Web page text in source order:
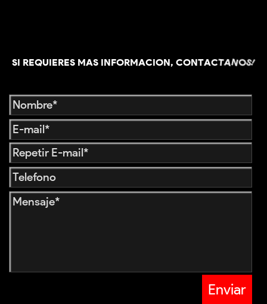
SI REQUIERES MAS INFORMACION,